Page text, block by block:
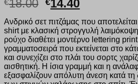
18.00
price
was:
€18.00.
14.40
τρέχουσα
τιμή
είναι:
€14.40.
Ανδρικό σετ πιτζάμας που
shirt με κλασική στρογγυλή
ρούχο διαθέτει μοντέρνο lettering
γραμματοσειρά που εκτείνεται στο
και συνεχίζει στο πλάι του σορτς
αισθητική. Η ίσια γραμμή και η
εξασφαλίζουν απόλυτη άνεση κατά τη